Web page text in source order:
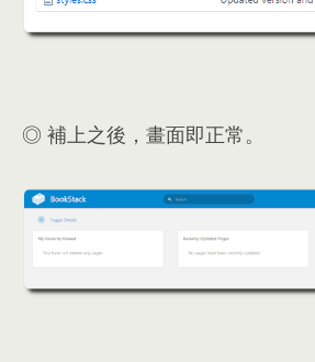
◎ 補上之後 ， 畫面即正常。